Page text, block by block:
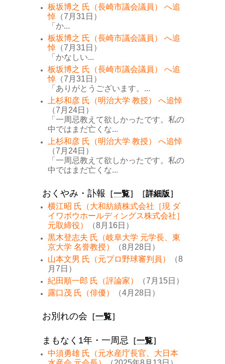
板坂博之 氏（長崎市議会議員） へ追
悼 （7月31日）
「か...
板坂博之 氏（長崎市議会議員） へ追
悼 （7月31日）
「かなしい...
板坂博之 氏（長崎市議会議員） へ追
悼 （7月31日）
「ありがとうございます。...
上杉和彦 氏（明治大学 教授） へ追悼
（7月24日）
「一周忌教えて欲しかったです。私の
中ではまだ亡くな...
上杉和彦 氏（明治大学 教授） へ追悼
（7月24日）
「一周忌教えて欲しかったです。私の
中ではまだ亡くな...
おくやみ・訃報 ［一覧］［詳細版］
横江昭 氏（大和紡績株式会社［現 ダ
イワボウホールディングス株式会社］
元取締役）
（8月16日）
黒木登志夫 氏（岐阜大学 元学長、東
京大学 名誉教授）
（8月28日）
山本文男 氏（元プロ野球審判員）
（8
月7日）
紀田順一郎 氏（評論家）
（7月15日）
露口茂 氏（俳優）
（4月28日）
お別れの会 ［一覧］
まもなく1年・一周忌 ［一覧］
中須勇雄 氏（元水産庁長官、大日本